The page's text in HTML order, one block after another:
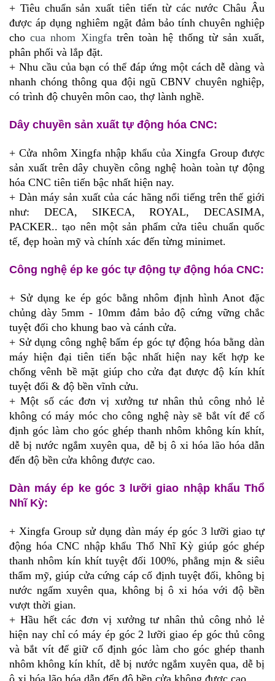
+ Tiêu chuẩn sản xuất tiên tiến từ các nước Châu Âu
được áp dụng nghiêm ngặt đảm bảo tính chuyên nghiệp
chocua nhom Xingfa trên toàn hệ thống từ sản xuất,
phân phối và lắp đặt.
+ Nhu cầu của bạn có thể đáp ứng một cách dễ dàng và
nhanh chóng thông qua đội ngũ CBNV chuyên nghiệp,
có trình độ chuyên môn cao, thợ lành nghề.
Dây chuyền sản xuất tự động hóa CNC:
+ Cửa nhôm Xingfa nhập khẩu của Xingfa Group được
sản xuất trên dây chuyền công nghệ hoàn toàn tự động
hóa CNC tiên tiến bậc nhất hiện nay.
+ Dàn máy sản xuất của các hãng nổi tiếng trên thế giới
như: DECA, SIKECA, ROYAL, DECASIMA,
PACKER.. tạo nên một sản phẩm cửa tiêu chuẩn quốc
tế, đẹp hoàn mỹ và chính xác đến từng minimet.
Công nghệ ép ke góc tự động tự động hóa CNC:
+ Sử dụng ke ép góc bằng nhôm định hình Anot đặc
chủng dày 5mm -10mm đảm bảo độ cứng vững chắc
tuyệt đối cho khung bao và cánh cửa.
+ Sử dụng công nghệ bấm ép góc tự động hóa bằng dàn
máy hiện đại tiên tiến bậc nhất hiện nay kết hợp ke
chống vênh bề mặt giúp cho cửa đạt được độ kín khít
tuyệt đối & độ bền vĩnh cửu.
+ Một số các đơn vị xưởng tư nhân thủ công nhỏ lẻ
không có máy móc cho công nghệ này sẽ bắt vít để cố
định góc làm cho góc ghép thanh nhôm không kín khít,
dễ bị nước ngắm xuyên qua, dễ bị ô xi hóa lão hóa dẫn
đến độ bền cửa không được cao.
Dàn máy ép ke góc 3 lưỡi giao nhập khẩu Thổ
Nhĩ Kỳ:
+ Xingfa Group sử dụng dàn máy ép góc 3 lưỡi giao tự
động hóa CNC nhập khẩu Thổ Nhĩ Kỳ giúp góc ghép
thanh nhôm kín khít tuyệt đối 100%, phẳng mịn & siêu
thẩm mỹ, giúp cửa cứng cáp cố định tuyệt đối, không bị
nước ngấm xuyên qua, không bị ô xi hóa với độ bền
vượt thời gian.
+ Hầu hết các đơn vị xưởng tư nhân thủ công nhỏ lẻ
hiện nay chỉ có máy ép góc 2 lưỡi giao ép góc thủ công
và bắt vít để giữ cố định góc làm cho góc ghép thanh
nhôm không kín khít, dễ bị nước ngắm xuyên qua, dễ bị
ô xi hóa lão hóa dẫn đến độ bền cửa không được cao.